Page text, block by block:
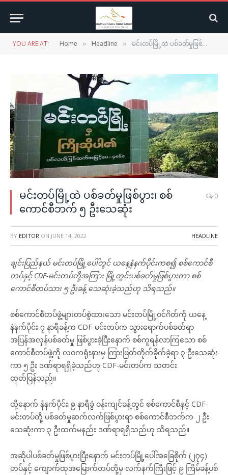
YOU ARE AT: Home » Headline » မင်းတပ်မြို့ထဲ ပစ်ခတ်မှုဖြစ်ပွား၊ စစ်ကောင်စီဘက် ၅ ဦးသေဆုံး
မင်းတပ်မြို့ထဲ ပစ်ခတ်မှုဖြစ်ပွား၊ စစ်
ကောင်စီဘက် ၅ ဦးသေဆုံး
0
BY EDITOR ON JUNE 14, 2022 HEADLINE
ချင်းပြည်နယ် မင်းတပ်မြို့ပေါ်တွင် ယနေ့နံနက်ပိုင်းကစ၍ စစ်ကောင်စီ
တပ်နှင့် CDF-မင်းတပ်တို့အကြား မြို့တွင်းပစ်ခတ်မှုဖြစ်ပွားကာ စစ်
ကောင်စီတပ်သား ၅ ဦးခန့် သေဆုံးခဲ့သည်ဟု သိရသည်။
စစ်ကောင်စီတပ်ဖွဲ့များတပ်စွဲထားသော မင်းတပ်မြို့ဝင်ဂိတ်ကို ယနေ့
နံနက်ပိုင်း ၇ နာရီခန့်က CDF-မင်းတပ်က သွားရောက်ပစ်ခတ်ရာ
အပြန်အလှန်ပစ်ခတ်မှု ဖြစ်ပွားခဲ့ပြီးနောက် စစ်ကူရန်လာကြသော စစ်
ကောင်စီတပ်ဖွဲ့ကို လဝကရုံးနားမှ ကြားဖြတ်တိုက်ခိုက်ခဲ့ရာ ၃ ဦးသေဆုံး
ကာ ၅ ဦး ဒဏ်ရာရရှိခဲ့သည်ဟု CDF-မင်းတပ်က သတင်း
ထုတ်ပြန်သည်။
ထို့နောက် နံနက်ပိုင်း ၉ နာရီခွဲ ဝန်းကျင်ခန့်တွင် စစ်ကောင်စီနှင့် CDF-
မင်းတပ်တို့ ပစ်ခတ်မှုဆက်လက်ဖြစ်ပွားရာ စစ်ကောင်စီဘက်က ၂ ဦး
သေဆုံးကာ ၃ ဦးထက်မနည်း ဒဏ်ရာရရှိသည်ဟု သိရသည်။
အဆိုပါပစ်ခတ်မှုဖြစ်ပွားပြီးနောက် မင်းတပ်မြို့ပေါ်အခြေစိုက် (၂၇၄)
တပ်နှင့် ကျောက်ထုအမြောက်တပ်တို့မှ လက်နက်ကြီးဖြင့် ၉ ကြိမ်ခန့်ပစ်